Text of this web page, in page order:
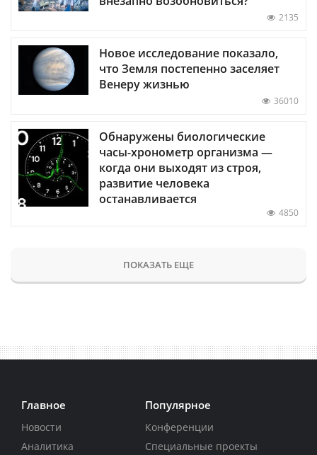
2135
Новое исследование показало,
что Земля постепенно заселяет
Венеру жизнью
36010
Обнаружены биологические
часы-хронометр организма —
когда они выходят из строя,
развитие человека
останавливается
4850
ПОКАЗАТЬ ЕЩЕ
Главное
Новости
Аналитика
Популярное
Конференции
Специальные проекты